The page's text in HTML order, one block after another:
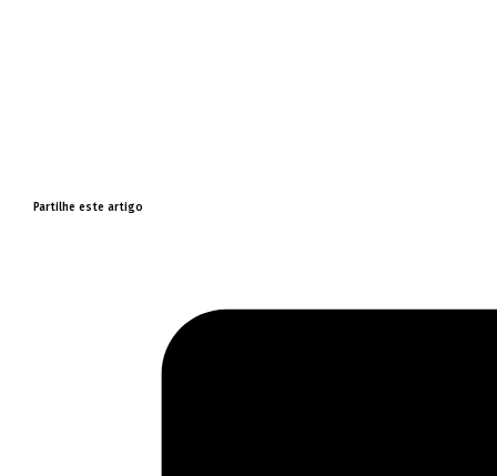
Partilhe este artigo